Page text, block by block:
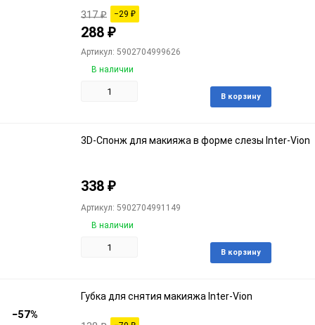
317₽ −29 ₽
288 ₽
Артикул: 5902704999626
В наличии
В корзину
3D-Спонж для макияжа в форме слезы Inter-Vion
338 ₽
Артикул: 5902704991149
В наличии
В корзину
−57%
Губка для снятия макияжа Inter-Vion